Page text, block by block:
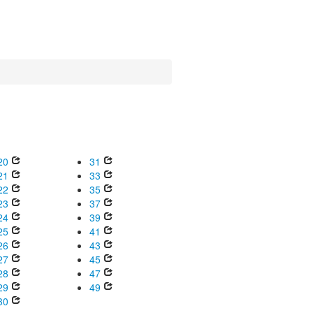
31
33
35
37
39
41
43
45
47
49